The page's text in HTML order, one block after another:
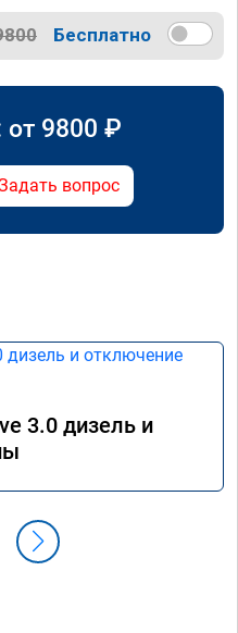
Бесплатно
от 9800 ₽
вопрос
3.0 дизель и